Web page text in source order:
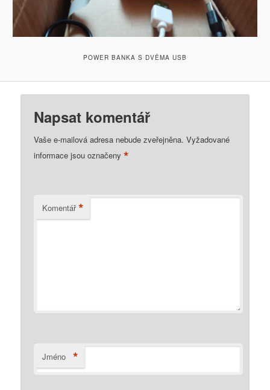
POWER BANKA S DVĚMA USB
Napsat komentář
Vaše e-mailová adresa nebude zveřejněna. Vyžadované
informace jsou označeny*
Komentář *
Jméno *